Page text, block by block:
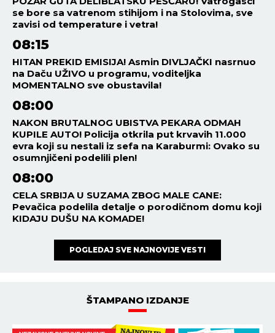
se bore sa vatrenom stihijom i na Stolovima, sve
zavisi od temperature i vetra!
08:15
HITAN PREKID EMISIJA! Asmin DIVLJAČKI nasrnuo
na Daču UŽIVO u programu, voditeljka
MOMENTALNO sve obustavila!
08:00
NAKON BRUTALNOG UBISTVA PEKARA ODMAH
KUPILE AUTO! Policija otkrila put krvavih 11.000
evra koji su nestali iz sefa na Karaburmi: Ovako su
osumnjičeni podelili plen!
08:00
CELA SRBIJA U SUZAMA ZBOG MALE CANE:
Pevačica podelila detalje o porodičnom domu koji
KIDAJU DUŠU NA KOMADE!
POGLEDAJ SVE NAJNOVIJE VESTI
ŠTAMPANO IZDANJE